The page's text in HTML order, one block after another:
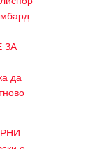
ЗА
да